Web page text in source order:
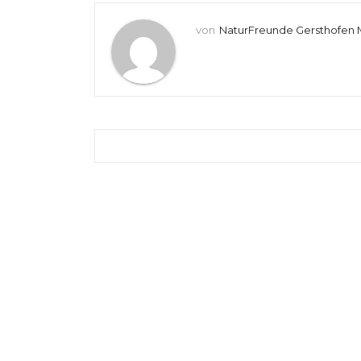
von NaturFreunde Gersthofen